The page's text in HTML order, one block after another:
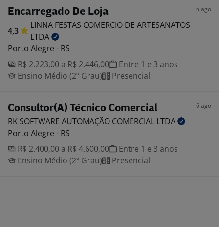
Encarregado De Loja 6 ago
4,3
LINNA FESTAS COMERCIO DE ARTESANATOS
LTDA
Porto Alegre - RS
R$ 2.223,00 a R$ 2.446,00
Entre 1 e 3 anos
Ensino Médio (2º Grau)
Presencial
Consultor(A) Técnico Comercial 6 ago
RK SOFTWARE AUTOMAÇÃO COMERCIAL LTDA
Porto Alegre - RS
R$ 2.400,00 a R$ 4.600,00
Entre 1 e 3 anos
Ensino Médio (2º Grau)
Presencial